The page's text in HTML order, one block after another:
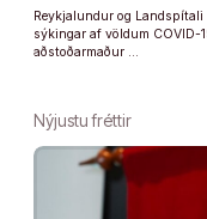
Reykjalundur og
sýkingar af völdum COVID-
aðstoðarmaður …
Nýjustu fréttir